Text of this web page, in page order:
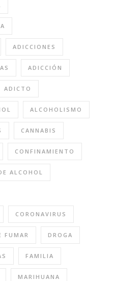
ADICCIONES
ADICCIÓN
ADICTO
ALCOHOLISMO
CANNABIS
CONFINAMIENTO
ALCOHOL
CORONAVIRUS
FUMAR DROGA
FAMILIA
MARIHUANA